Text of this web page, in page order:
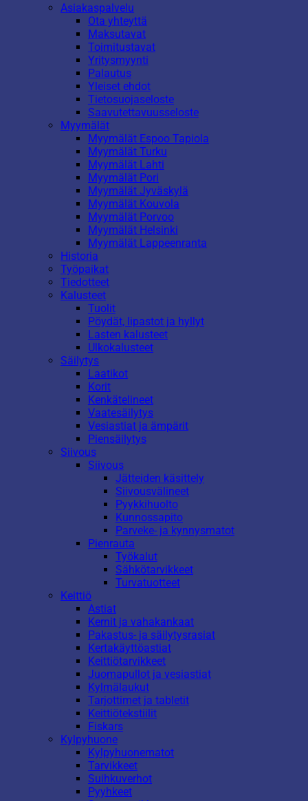
Asiakaspalvelu
Ota yhteyttä
Maksutavat
Toimitustavat
Yritysmyynti
Palautus
Yleiset ehdot
Tietosuojaseloste
Saavutettavuusseloste
Myymälät
Myymälät Espoo Tapiola
Myymälät Turku
Myymälät Lahti
Myymälät Pori
Myymälät Jyväskylä
Myymälät Kouvola
Myymälät Porvoo
Myymälät Helsinki
Myymälät Lappeenranta
Historia
Työpaikat
Tiedotteet
Kalusteet
Tuolit
Pöydät, lipastot ja hyllyt
Lasten kalusteet
Ulkokalusteet
Säilytys
Laatikot
Korit
Kenkätelineet
Vaatesäilytys
Vesiastiat ja ämpärit
Piensäilytys
Siivous
Siivous
Jätteiden käsittely
Siivousvälineet
Pyykkihuolto
Kunnossapito
Parveke- ja kynnysmatot
Pienrauta
Työkalut
Sähkötarvikkeet
Turvatuotteet
Keittiö
Astiat
Kernit ja vahakankaat
Pakastus- ja säilytysrasiat
Kertakäyttöastiat
Keittiötarvikkeet
Juomapullot ja vesiastiat
Kylmälaukut
Tarjottimet ja tabletit
Keittiötekstiilit
Fiskars
Kylpyhuone
Kylpyhuonematot
Tarvikkeet
Suihkuverhot
Pyyhkeet